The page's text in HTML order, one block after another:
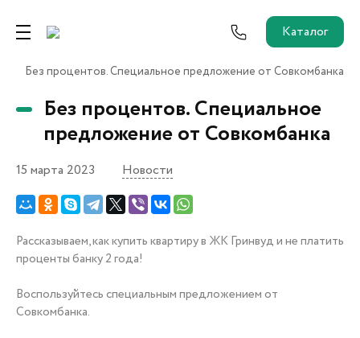
Каталог
Собственникам и новоселам
Агентам
Ремонт от застройщика
Трейд-Ин
Новостройки
О застройщике
Пресс-центр
Как купить?
Без процентов. Специальное предложение от Совкомбанка
Без процентов. Специальное
предложение от Совкомбанка
15 марта 2023 Новости
Рассказываем, как купить квартиру в ЖК Гринвуд и не платить
проценты банку 2 года!
Воспользуйтесь специальным предложением от
Совкомбанка.